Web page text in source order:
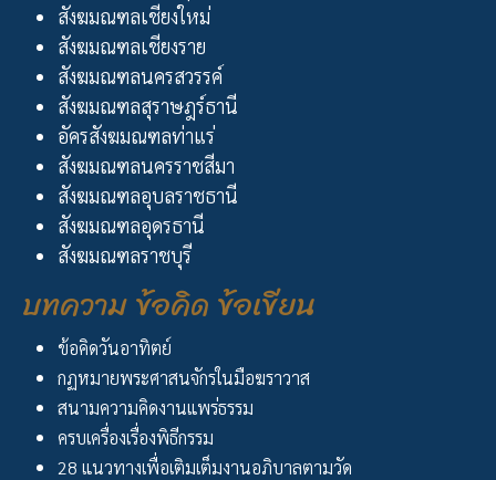
สังฆมณฑลเชียงใหม่
สังฆมณฑลเชียงราย
สังฆมณฑลนครสวรรค์
สังฆมณฑลสุราษฎร์ธานี
อัครสังฆมณฑลท่าแร่
สังฆมณฑลนครราชสีมา
สังฆมณฑลอุบลราชธานี
สังฆมณฑลอุดรธานี
สังฆมณฑลราชบุรี
บทความ ข้อคิด ข้อเขียน
ข้อคิดวันอาทิตย์
กฏหมายพระศาสนจักรในมือฆราวาส
สนามความคิดงานแพร่ธรรม
ครบเครื่องเรื่องพิธีกรรม
28 แนวทางเพื่อเติมเต็มงานอภิบาลตามวัด